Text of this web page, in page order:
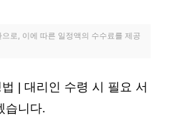
로, 이에 따른 일정액의 수수료를 제공
| 대리인 수령 시 필요 서
습니다.